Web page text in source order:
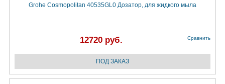
Grohe Cosmopolitan 40535GL0 Дозатор, для жидкого мыла
12720 руб. Сравнить